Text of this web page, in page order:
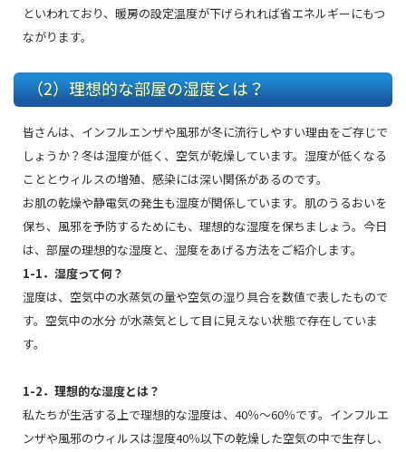
といわれており、暖房の設定温度が下げられれば省エネルギーにもつ
ながります。
（2）理想的な部屋の湿度とは？
皆さんは、インフルエンザや風邪が冬に流行しやすい理由をご存じで
しょうか？冬は湿度が低く、空気が乾燥しています。湿度が低くなる
こととウィルスの増殖、感染には深い関係があるのです。
お肌の乾燥や静電気の発生も湿度が関係しています。肌のうるおいを
保ち、風邪を予防するためにも、理想的な湿度を保ちましょう。今日
は、部屋の理想的な湿度と、湿度をあげる方法をご紹介します。
1-1．湿度って何？
湿度は、空気中の水蒸気の量や空気の湿り具合を数値で表したもので
す。空気中の水分 が水蒸気として目に見えない状態で存在していま
す。
1-2．理想的な湿度とは？
私たちが生活する上で理想的な湿度は、40％～60％です。インフルエ
ンザや風邪のウィルスは湿度40％以下の乾燥した空気の中で生存し、